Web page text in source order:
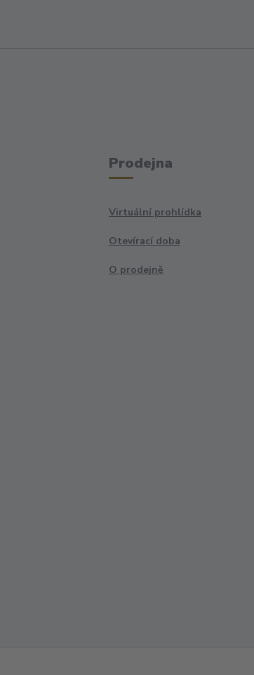
Prodejna
Virtuální prohlídka
Otevírací doba
O prodejně